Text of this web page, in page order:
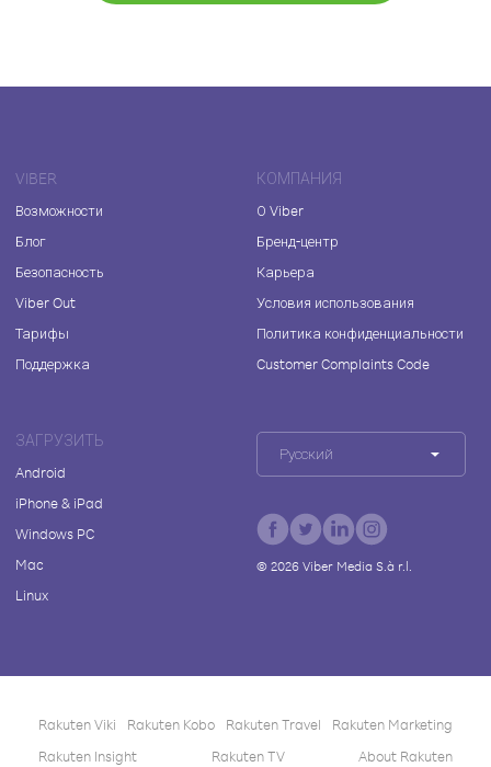
VIBER
Возможности
Блог
Безопасность
Viber Out
Тарифы
Поддержка
КОМПАНИЯ
О Viber
Бренд-центр
Карьера
Условия использования
Политика конфиденциальности
Customer Complaints Code
ЗАГРУЗИТЬ
Android
iPhone & iPad
Windows PC
Mac
Linux
Русский
© 2026Viber Media S.à r.l.
Rakuten Viki Rakuten Kobo Rakuten Travel
Rakuten Marketing
Rakuten Insight
Rakuten TV About Rakuten